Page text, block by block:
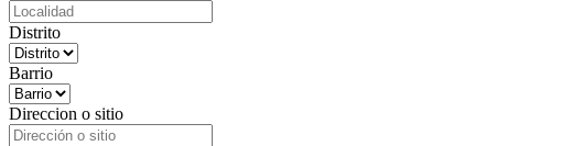
Distrito
Barrio
Direccion o sitio